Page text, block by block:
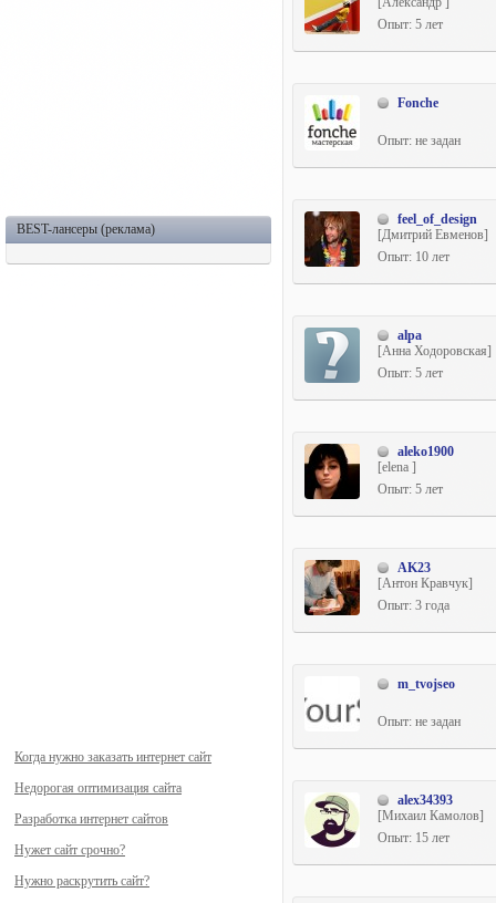
BEST-лансеры (реклама)
Когда нужно заказать интернет сайт
Недорогая оптимизация сайта
Разработка интернет сайтов
Нужет сайт срочно?
Нужно раскрутить сайт?
Опыт: 5 лет
Fonche
Опыт: не задан
feel_of_design
[Дмитрий Евменов]
Опыт: 10 лет
alpa
[Анна Ходоровская]
Опыт: 5 лет
aleko1900
[elena ]
Опыт: 5 лет
AK23
[Антон Кравчук]
Опыт: 3 года
m_tvojseo
Опыт: не задан
alex34393
[Михаил Камолов]
Опыт: 15 лет